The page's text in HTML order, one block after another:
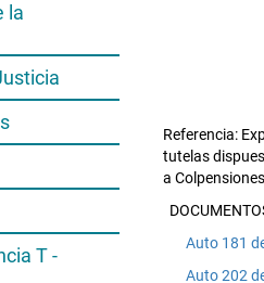
la
T -
Referencia:
tutelas
a Colpensiones
Auto 181
Auto 202